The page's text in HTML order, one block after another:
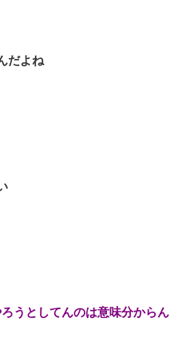
だよね
うとしてんのは意味分からん